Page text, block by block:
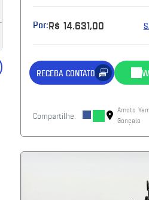
Por:R$ 14.631,00
RECEBA CONTATO
Compartilhe:
Amoto
Gonçalo